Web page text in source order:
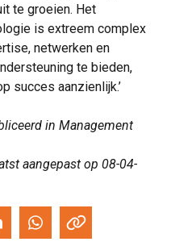
te groeien. Het
is extreem complex
netwerken en
te bieden,
succes aanzienlijk.’
in Management
aangepast op 08-04-